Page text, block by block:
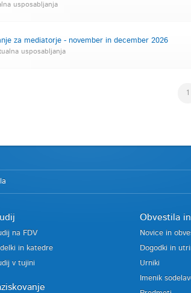
usposabljanja
za mediatorje - november in december 2026
usposabljanja
1
na FDV
in katedre
v tujini
Obvestila
Novice in
Dogodki in
Urniki
Imenik